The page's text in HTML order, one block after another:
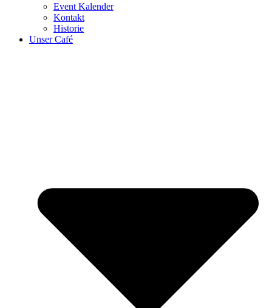
Event Kalender
Kontakt
Historie
Unser Café